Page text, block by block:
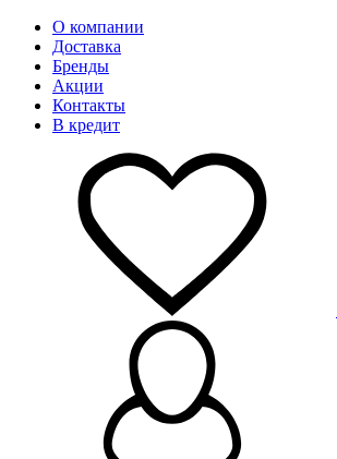
О компании
Доставка
Бренды
Акции
Контакты
В кредит